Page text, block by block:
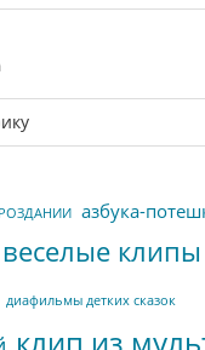
азбука-
веселые клипы
диафильмы детких сказок
клип из